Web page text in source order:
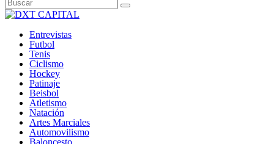
Entrevistas
Futbol
Tenis
Ciclismo
Hockey
Patinaje
Beisbol
Atletismo
Natación
Artes Marciales
Automovilismo
Baloncesto